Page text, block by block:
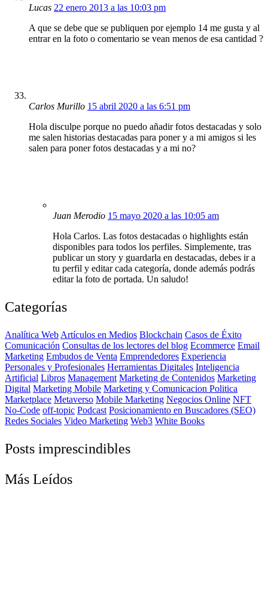
Lucas 22 enero 2013 a las 10:03 pm
A que se debe que se publiquen por ejemplo 14 me gusta y al
entrar en la foto o comentario se vean menos de esa cantidad ?
Carlos Murillo 15 abril 2020 a las 6:51 pm
Hola disculpe porque no puedo añadir fotos destacadas y solo
me salen historias destacadas para poner y a mi amigos si les
salen para poner fotos destacadas y a mi no?
Juan Merodio 15 mayo 2020 a las 10:05 am
Hola Carlos. Las fotos destacadas o highlights están
disponibles para todos los perfiles. Simplemente, tras
publicar un story y guardarla en destacadas, debes ir a
tu perfil y editar cada categoría, donde además podrás
editar la foto de portada. Un saludo!
Categorías
Analítica Web Artículos en Medios Blockchain Casos de Éxito
Comunicación Consultas de los lectores del blog Ecommerce Email
Marketing Embudos de Venta Emprendedores Experiencia
Personales y Profesionales Herramientas Digitales Inteligencia
Artificial Libros Management Marketing de Contenidos Marketing
Digital Marketing Mobile Marketing y Comunicacion Politica
Marketplace Metaverso Mobile Marketing Negocios Online NFT
No-Code off-topic Podcast Posicionamiento en Buscadores (SEO)
Redes Sociales Video Marketing Web3 White Books
Posts imprescindibles
Más Leídos